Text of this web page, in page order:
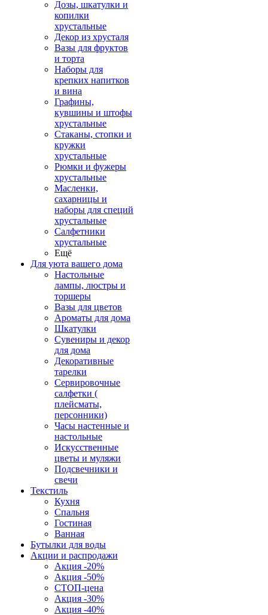
Дозы, шкатулки и
копилки
хрустальные
Декор из хрусталя
Вазы для фруктов
и торта
Наборы для
крепких напитков
и вина
Графины,
кувшины и штофы
хрустальные
Стаканы, стопки и
кружки
хрустальные
Рюмки и фужеры
хрустальные
Масленки,
сахарницы и
наборы для специй
хрустальные
Салфетники
хрустальные
Ещё
Для уюта вашего дома
Настольные
лампы, люстры и
торшеры
Вазы для цветов
Ароматы для дома
Шкатулки
Сувениры и декор
для дома
Декоративные
тарелки
Сервировочные
салфетки (
плейсматы,
персонники)
Часы настенные и
настольные
Искусственные
цветы и муляжи
Подсвечники и
свечи
Текстиль
Кухня
Спальня
Гостиная
Ванная
Бутылки для воды
Акции и распродажи
Акция -20%
Акция -50%
СТОП-цена
Акция -30%
Акция -40%